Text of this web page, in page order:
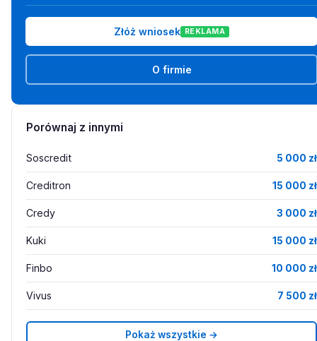
Złóż wniosek REKLAMA
O firmie
Porównaj z innymi
Soscredit 5 000 zł
Creditron 15 000 zł
Credy 3 000 zł
Kuki 15 000 zł
Finbo 10 000 zł
Vivus 7 500 zł
Pokaż wszystkie →